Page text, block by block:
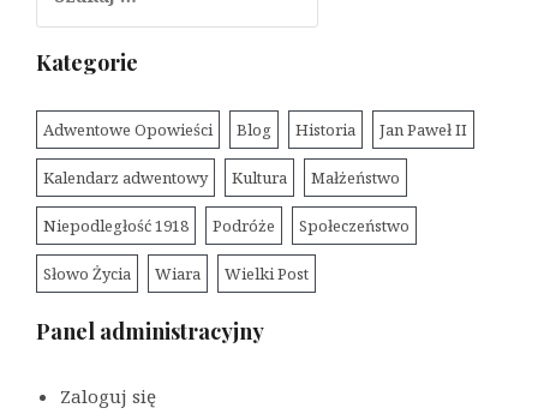
Kategorie
Adwentowe Opowieści Blog Historia Jan Paweł II
Kalendarz adwentowy Kultura Małżeństwo
Niepodległość 1918 Podróże Społeczeństwo
Słowo Życia Wiara Wielki Post
Panel administracyjny
Zaloguj się